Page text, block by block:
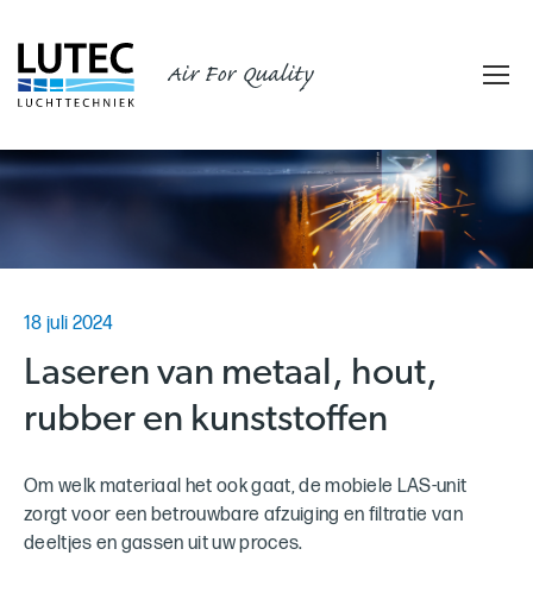
Air For Quality
18 juli 2024
Laseren van metaal, hout,
rubber en kunststoffen
Om welk materiaal het ook gaat, de mobiele LAS-unit
zorgt voor een betrouwbare afzuiging en filtratie van
deeltjes en gassen uit uw proces.